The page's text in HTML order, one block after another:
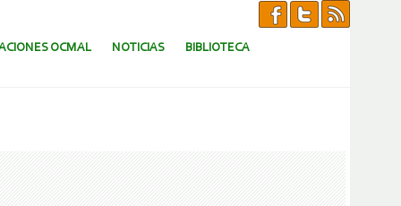
OCMAL NOTICIAS BIBLIOTECA